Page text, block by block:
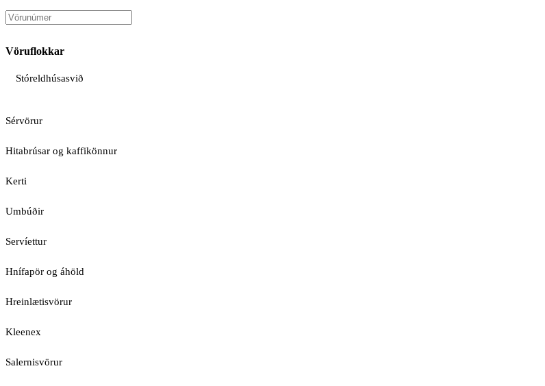
Vöruflokkar
Stóreldhúsasvið
Sérvörur
Hitabrúsar og kaffikönnur
Kerti
Umbúðir
Servíettur
Hnífapör og áhöld
Hreinlætisvörur
Kleenex
Salernisvörur